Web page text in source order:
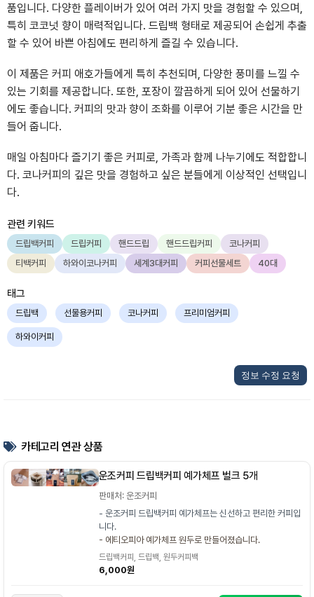
품입니다. 다양한 플레이버가 있어 여러 가지 맛을 경험할 수 있으며,
특히 코코넛 향이 매력적입니다. 드립백 형태로 제공되어 손쉽게 추출
할 수 있어 바쁜 아침에도 편리하게 즐길 수 있습니다.
이 제품은 커피 애호가들에게 특히 추천되며, 다양한 풍미를 느낄 수
있는 기회를 제공합니다. 또한, 포장이 깔끔하게 되어 있어 선물하기
에도 좋습니다. 커피의 맛과 향이 조화를 이루어 기분 좋은 시간을 만
들어 줍니다.
매일 아침마다 즐기기 좋은 커피로, 가족과 함께 나누기에도 적합합니
다. 코나커피의 깊은 맛을 경험하고 싶은 분들에게 이상적인 선택입니
다.
관련 키워드
드립백커피 드립커피 핸드드립 핸드드립커피
코나커피
티백커피
하와이코나커피 세계3대커피 커피선물세트 40대
태그
드립백 선물용커피 코나커피 프리미엄커피
하와이커피
정보 수정 요청
카테고리 연관 상품
운조커피 드립백커피 예가체프 벌크 5개
판매처: 운조커피
- 운조커피 드립백커피 예가체프는 신선하고 편리한 커피입
니다.
- 에티오피아 예가체프 원두로 만들어졌습니다.
드립백커피, 드립백, 원두커피백
6,000원